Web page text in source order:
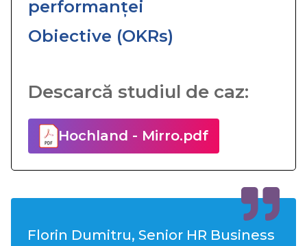
performanței
Obiective (OKRs)
Descarcă studiul de caz:
Hochland - Mirro.pdf
Florin Dumitru, Senior HR Business